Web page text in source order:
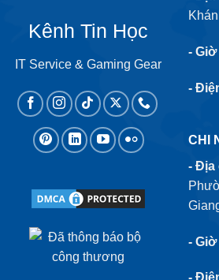
Kênh Tin Học
IT Service & Gaming Gear
-
-
CHI
- Địa
-